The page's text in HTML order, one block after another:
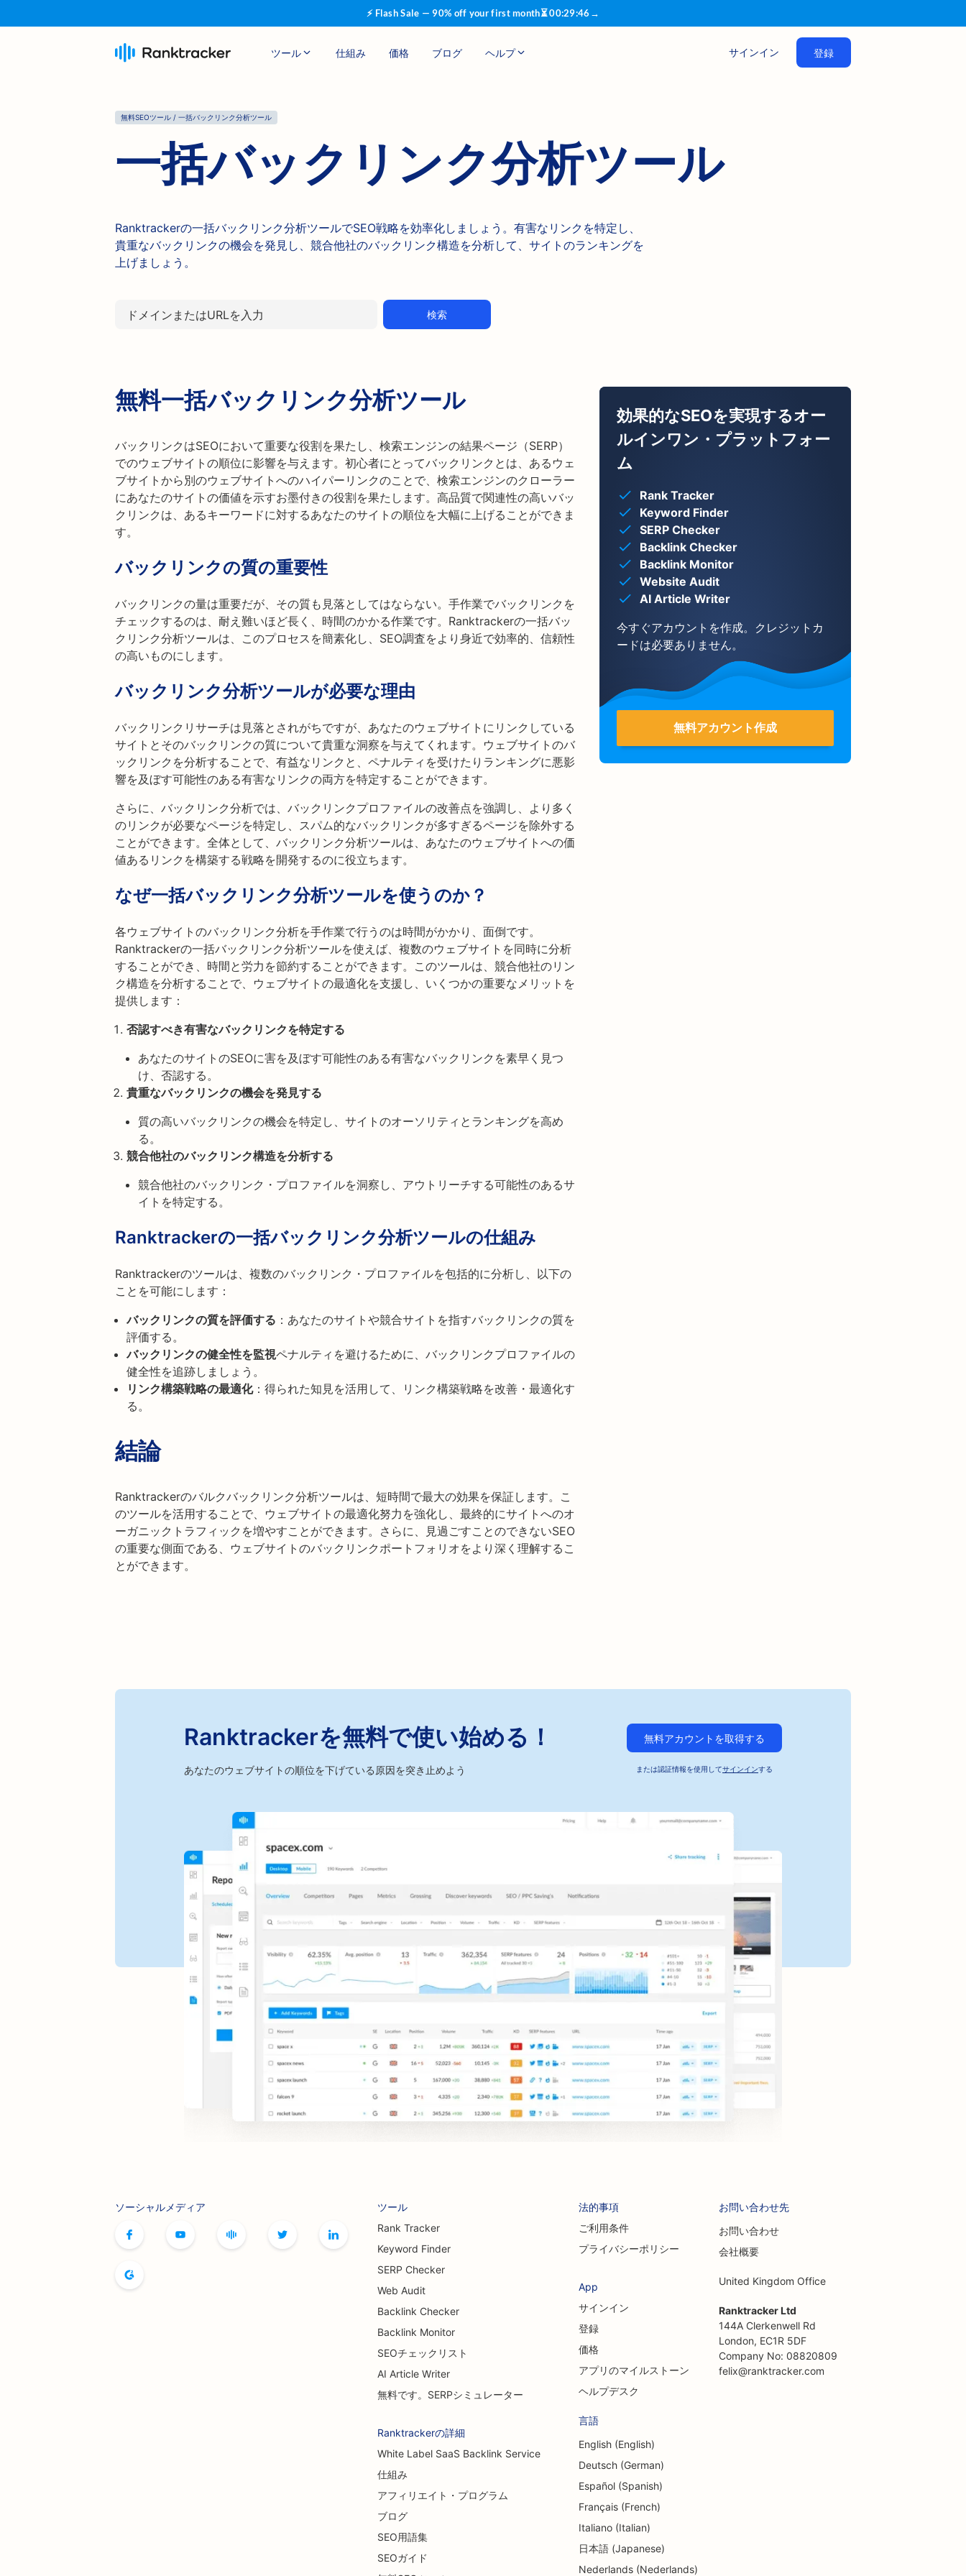
⚡ Flash Sale — 90% off your first month⏳00:29:45 →
ツール 仕組み 価格 ブログ ヘルプ サインイン 登録
無料SEOツール / 一括バックリンク分析ツール
一括バックリンク分析ツール
Ranktrackerの一括バックリンク分析ツールでSEO戦略を効率化しましょう。有害なリンクを特定し、
貴重なバックリンクの機会を発見し、競合他社のバックリンク構造を分析して、サイトのランキングを
上げましょう。
検索
無料一括バックリンク分析ツール
バックリンクはSEOにおいて重要な役割を果たし、検索エンジンの結果ページ（SERP）
でのウェブサイトの順位に影響を与えます。初心者にとってバックリンクとは、あるウェ
ブサイトから別のウェブサイトへのハイパーリンクのことで、検索エンジンのクローラー
にあなたのサイトの価値を示すお墨付きの役割を果たします。高品質で関連性の高いバッ
クリンクは、あるキーワードに対するあなたのサイトの順位を大幅に上げることができま
す。
バックリンクの質の重要性
バックリンクの量は重要だが、その質も見落としてはならない。手作業でバックリンクを
チェックするのは、耐え難いほど長く、時間のかかる作業です。Ranktrackerの一括バッ
クリンク分析ツールは、このプロセスを簡素化し、SEO調査をより身近で効率的、信頼性
の高いものにします。
バックリンク分析ツールが必要な理由
バックリンクリサーチは見落とされがちですが、あなたのウェブサイトにリンクしている
サイトとそのバックリンクの質について貴重な洞察を与えてくれます。ウェブサイトのバ
ックリンクを分析することで、有益なリンクと、ペナルティを受けたりランキングに悪影
響を及ぼす可能性のある有害なリンクの両方を特定することができます。
さらに、バックリンク分析では、バックリンクプロファイルの改善点を強調し、より多く
のリンクが必要なページを特定し、スパム的なバックリンクが多すぎるページを除外する
ことができます。全体として、バックリンク分析ツールは、あなたのウェブサイトへの価
値あるリンクを構築する戦略を開発するのに役立ちます。
なぜ一括バックリンク分析ツールを使うのか？
各ウェブサイトのバックリンク分析を手作業で行うのは時間がかかり、面倒です。
Ranktrackerの一括バックリンク分析ツールを使えば、複数のウェブサイトを同時に分析
することができ、時間と労力を節約することができます。このツールは、競合他社のリン
ク構造を分析することで、ウェブサイトの最適化を支援し、いくつかの重要なメリットを
提供します：
否認すべき有害なバックリンクを特定する
あなたのサイトのSEOに害を及ぼす可能性のある有害なバックリンクを素早く見つ
け、否認する。
貴重なバックリンクの機会を発見する
質の高いバックリンクの機会を特定し、サイトのオーソリティとランキングを高め
る。
競合他社のバックリンク構造を分析する
競合他社のバックリンク・プロファイルを洞察し、アウトリーチする可能性のあるサ
イトを特定する。
Ranktrackerの一括バックリンク分析ツールの仕組み
Ranktrackerのツールは、複数のバックリンク・プロファイルを包括的に分析し、以下の
ことを可能にします：
バックリンクの質を評価する ：あなたのサイトや競合サイトを指すバックリンクの質を
評価する。
バックリンクの健全性を監視ペナルティを避けるために、バックリンクプロファイルの
健全性を追跡しましょう。
リンク構築戦略の最適化：得られた知見を活用して、リンク構築戦略を改善・最適化す
る。
結論
Ranktrackerのバルクバックリンク分析ツールは、短時間で最大の効果を保証します。こ
のツールを活用することで、ウェブサイトの最適化努力を強化し、最終的にサイトへのオ
ーガニックトラフィックを増やすことができます。さらに、見過ごすことのできないSEO
の重要な側面である、ウェブサイトのバックリンクポートフォリオをより深く理解するこ
とができます。
効果的なSEOを実現するオー
ルインワン・プラットフォー
ム
Rank Tracker
Keyword Finder
SERP Checker
Backlink Checker
Backlink Monitor
Website Audit
AI Article Writer
今すぐアカウントを作成。クレジットカ
ードは必要ありません。
無料アカウント作成
Ranktrackerを無料で使い始める！
あなたのウェブサイトの順位を下げている原因を突き止めよう
無料アカウントを取得する
または認証情報を使用してサインインする
ソーシャルメディア
ツール
Rank Tracker
Keyword Finder
SERP Checker
Web Audit
Backlink Checker
Backlink Monitor
SEOチェックリスト
AI Article Writer
無料です。SERPシミュレーター
Ranktrackerの詳細
White Label SaaS Backlink Service
仕組み
アフィリエイト・プログラム
ブログ
SEO用語集
SEOガイド
法的事項
ご利用条件
プライバシーポリシー
App
サインイン
登録
価格
アプリのマイルストーン
ヘルプデスク
言語
English (English)
Deutsch (German)
Español (Spanish)
Français (French)
Italiano (Italian)
日本語 (Japanese)
Nederlands (Nederlands)
お問い合わせ先
お問い合わせ
会社概要
United Kingdom Office
Ranktracker Ltd
144A Clerkenwell Rd
London, EC1R 5DF
Company No: 08820809
felix@ranktracker.com